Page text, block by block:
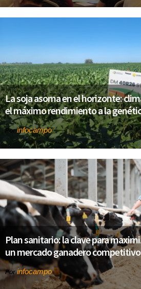
La soja asoma en el horizonte:
el máximo rendimiento a la
Porinfocampo
Plan sanitario: la clave para
un mercado ganadero competitivo
Porinfocampo